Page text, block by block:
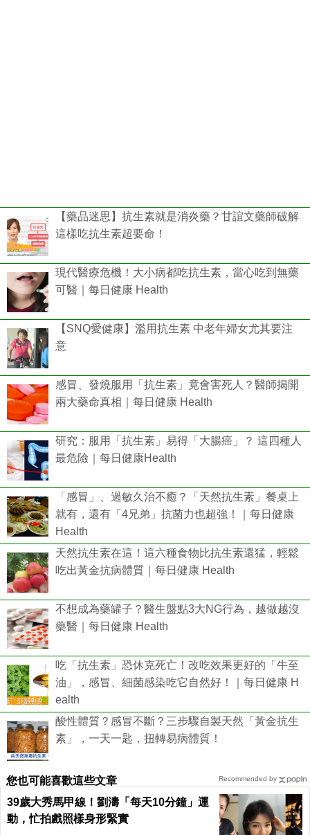
【藥品迷思】抗生素就是消炎藥？甘誼文藥師破解
這樣吃抗生素超要命！
現代醫療危機！大小病都吃抗生素，當心吃到無藥
可醫｜每日健康 Health
【SNQ愛健康】濫用抗生素 中老年婦女尤其要注
意
感冒、發燒服用「抗生素」竟會害死人？醫師揭開
兩大藥命真相｜每日健康 Health
研究：服用「抗生素」易得「大腸癌」？ 這四種人
最危險｜每日健康Health
「感冒」、過敏久治不癒？「天然抗生素」餐桌上
就有，還有「4兄弟」抗菌力也超強！｜每日健康
Health
天然抗生素在這！這六種食物比抗生素還猛，輕鬆
吃出黃金抗病體質｜每日健康 Health
不想成為藥罐子？醫生盤點3大NG行為，越做越沒
藥醫｜每日健康 Health
吃「抗生素」恐休克死亡！改吃效果更好的「牛至
油」，感冒、細菌感染吃它自然好！｜每日健康 H
ealth
酸性體質？感冒不斷？三步驟自製天然「黃金抗生
素」，一天一匙，扭轉易病體質！
您也可能喜歡這些文章
39歲大秀馬甲線！劉濤「每天10分鐘」運
動，忙拍戲照樣身形緊實
Recommended by